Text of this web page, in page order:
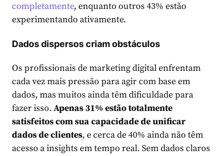
completamente, enquanto outros 43% estão
experimentando ativamente.
Dados dispersos criam obstáculos
Os profissionais de marketing digital enfrentam
cada vez mais pressão para agir com base em
dados, mas muitos ainda têm dificuldade para
fazer isso. Apenas 31% estão totalmente
satisfeitos com sua capacidade de unificar
dados de clientes, e cerca de 40% ainda não têm
acesso a insights em tempo real. Sem dados claros